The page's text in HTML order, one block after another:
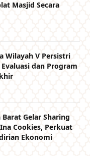
Masjid Secara
Wilayah V Persistri
Evaluasi dan Program
Barat Gelar Sharing
Cookies, Perkuat
Ekonomi